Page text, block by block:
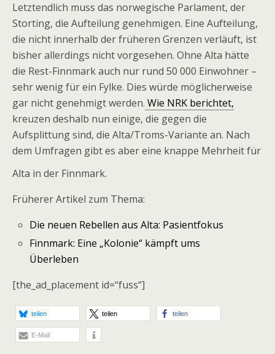
Letztendlich muss das norwegische Parlament, der
Storting, die Aufteilung genehmigen. Eine Aufteilung,
die nicht innerhalb der früheren Grenzen verläuft, ist
bisher allerdings nicht vorgesehen. Ohne Alta hätte
die Rest-Finnmark auch nur rund 50 000 Einwohner –
sehr wenig für ein Fylke. Dies würde möglicherweise
gar nicht genehmigt werden. Wie NRK berichtet,
kreuzen deshalb nun einige, die gegen die
Aufsplittung sind, die Alta/Troms-Variante an. Nach
dem Umfragen gibt es aber eine knappe Mehrheit für
Alta in der Finnmark.
Früherer Artikel zum Thema:
Die neuen Rebellen aus Alta: Pasientfokus
Finnmark: Eine „Kolonie“ kämpft ums
Überleben
[the_ad_placement id=“fuss“]
teilen teilen teilen
E-Mail